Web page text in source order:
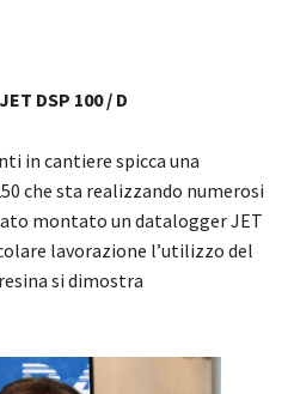
DSP 100 / D
in cantiere spicca una
che sta realizzando numerosi
montato un datalogger JET
lavorazione l’utilizzo del
si dimostra